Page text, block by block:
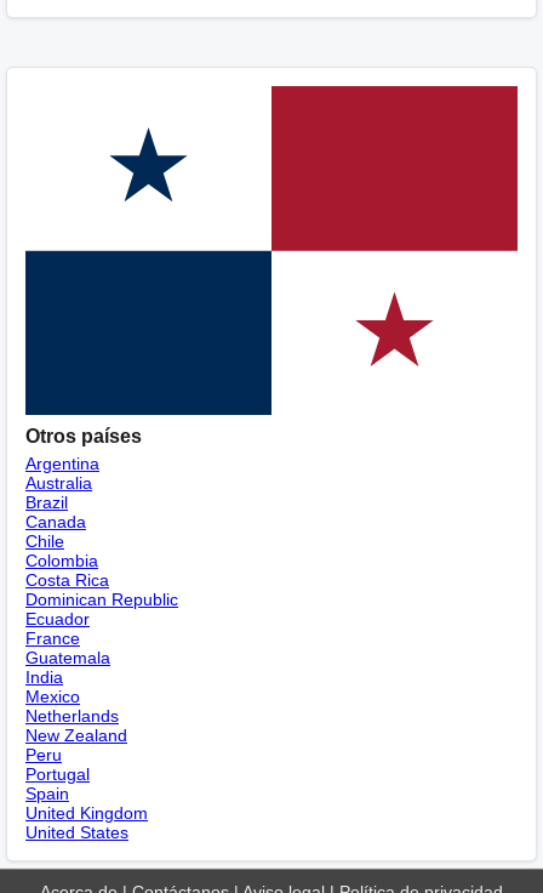
Otros países
Argentina
Australia
Brazil
Canada
Chile
Colombia
Costa Rica
Dominican Republic
Ecuador
France
Guatemala
India
Mexico
Netherlands
New Zealand
Peru
Portugal
Spain
United Kingdom
United States